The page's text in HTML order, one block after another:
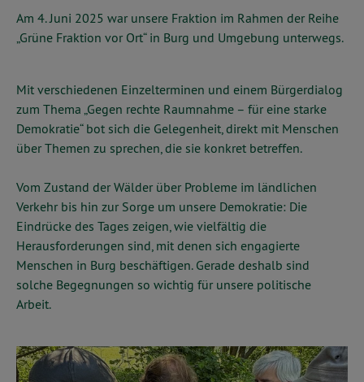
Am 4. Juni 2025 war unsere Fraktion im Rahmen der Reihe
„Grüne Fraktion vor Ort“ in Burg und Umgebung unterwegs.
Mit verschiedenen Einzelterminen und einem Bürgerdialog
zum Thema „Gegen rechte Raumnahme – für eine starke
Demokratie“ bot sich die Gelegenheit, direkt mit Menschen
über Themen zu sprechen, die sie konkret betreffen.
Vom Zustand der Wälder über Probleme im ländlichen
Verkehr bis hin zur Sorge um unsere Demokratie: Die
Eindrücke des Tages zeigen, wie vielfältig die
Herausforderungen sind, mit denen sich engagierte
Menschen in Burg beschäftigen. Gerade deshalb sind
solche Begegnungen so wichtig für unsere politische
Arbeit.